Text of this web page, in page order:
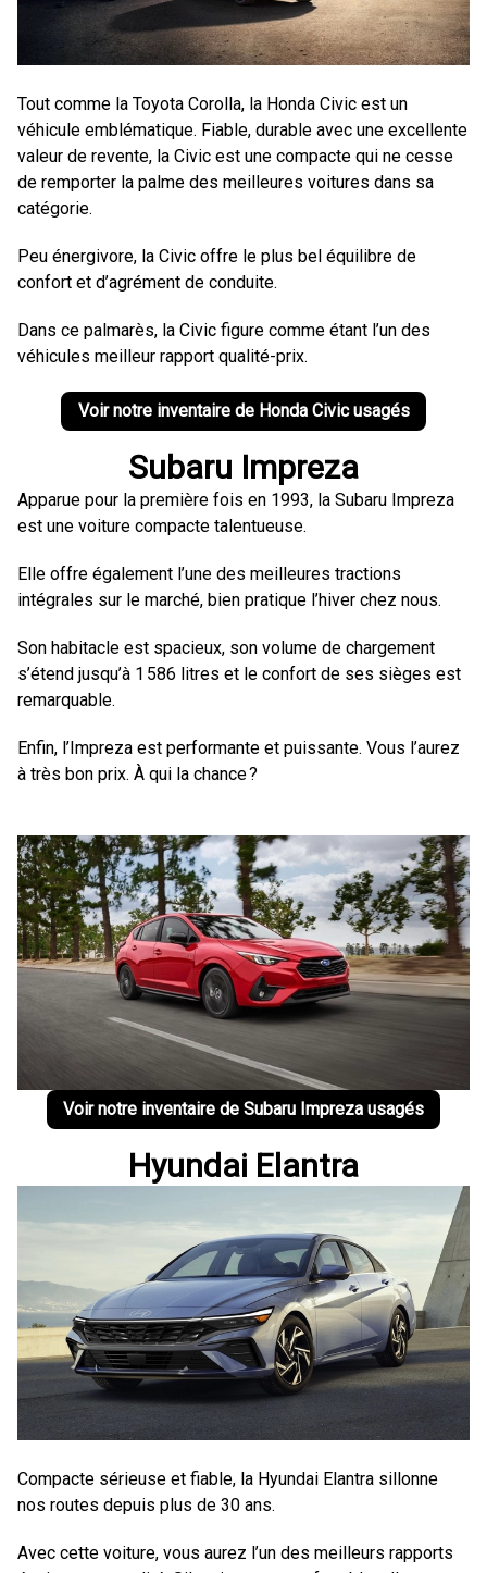
Tout comme la Toyota Corolla, la Honda Civic est un
véhicule emblématique. Fiable, durable avec une excellente
valeur de revente, la Civic est une compacte qui ne cesse
de remporter la palme des meilleures voitures dans sa
catégorie.
Peu énergivore, la Civic offre le plus bel équilibre de
confort et d’agrément de conduite.
Dans ce palmarès, la Civic figure comme étant l’un des
véhicules meilleur rapport qualité-prix.
Voir notre inventaire de Honda Civic usagés
Subaru Impreza
Apparue pour la première fois en 1993, la Subaru Impreza
est une voiture compacte talentueuse.
Elle offre également l’une des meilleures tractions
intégrales sur le marché, bien pratique l’hiver chez nous.
Son habitacle est spacieux, son volume de chargement
s’étend jusqu’à 1 586 litres et le confort de ses sièges est
remarquable.
Enfin, l’Impreza est performante et puissante. Vous l’aurez
à très bon prix. À qui la chance ?
Voir notre inventaire de Subaru Impreza usagés
Hyundai Elantra
Compacte sérieuse et fiable, la Hyundai Elantra sillonne
nos routes depuis plus de 30 ans.
Avec cette voiture, vous aurez l’un des meilleurs rapports